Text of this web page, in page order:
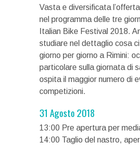
Vasta e diversificata
nel programma delle tre
Italian Bike Festival 2018.
studiare nel dettaglio cosa
giorno per giorno a Rimini:
particolare sulla giornata di
ospita il maggior numero di
competizioni.
31 Agosto 2018
13:00 Pre apertura per
14:00 Taglio del nastro,